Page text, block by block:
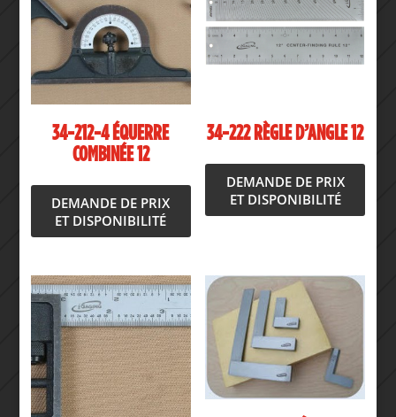
34-212-4 ÉQUERRE
COMBINÉE 12
DEMANDE DE PRIX
ET DISPONIBILITÉ
34-222 RÈGLE D’ANGLE 12
DEMANDE DE PRIX
ET DISPONIBILITÉ